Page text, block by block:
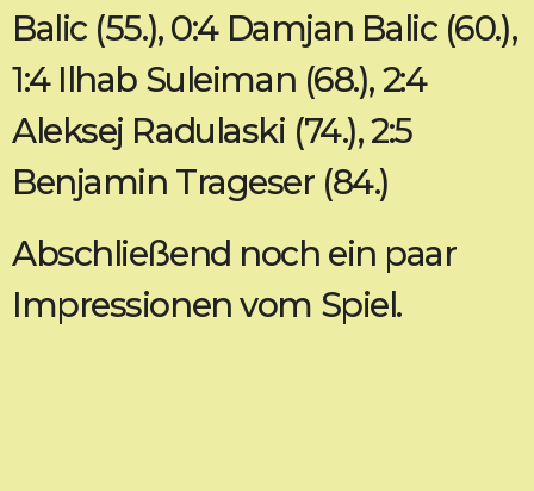
Balic (55.), 0:4 Damjan Balic (60.),
1:4 Ilhab Suleiman (68.), 2:4
Aleksej Radulaski (74.), 2:5
Benjamin Trageser (84.)
Abschließend noch ein paar
Impressionen vom Spiel.